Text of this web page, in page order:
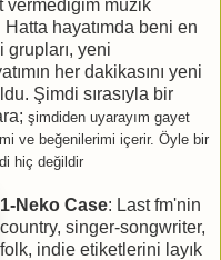
vermediğim müzik
hayatımda beni en
yeni
her dakikasını yeni
Şimdi sırasıyla bir
şimdiden uyarayım gayet
ve beğenilerimi içerir. Öyle bir
hiç değildir
1-Neko Case: Last fm'nin
country, singer-songwriter,
folk, indie etiketlerini layık